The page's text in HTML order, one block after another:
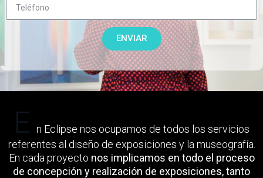
ENVIAR
E n Eclipse nos ocupamos de todos los servicios
referentes al diseño de exposiciones y la museografía.
En cada proyecto nos implicamos en todo el proceso
de concepción y realización de exposiciones, tanto